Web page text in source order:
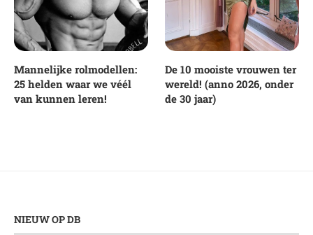
Mannelijke rolmodellen:
25 helden waar we véél
van kunnen leren!
De 10 mooiste vrouwen ter
wereld! (anno 2026, onder
de 30 jaar)
NIEUW OP DB